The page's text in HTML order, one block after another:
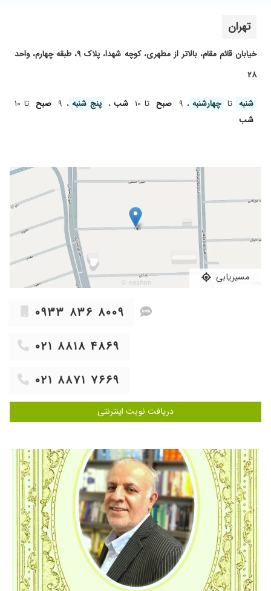
تهران
خیابان قائم مقام، بالاتر از مطهری، کوچه شهدا، پلاک ۹، طبقه چهارم، واحد
۲۸
شنبه تا چهارشنبه ، ۹ صبح تا ۱۰ شب ، پنج شنبه ، ۹ صبح تا ۱۰
شب
مسیریابی
۰۹۳۳ ۸۳۶ ۸۰۰۹
۰۲۱ ۸۸۱۸ ۴۸۶۹
۰۲۱ ۸۸۷۱ ۷۶۶۹
دریافت نوبت اینترنتی